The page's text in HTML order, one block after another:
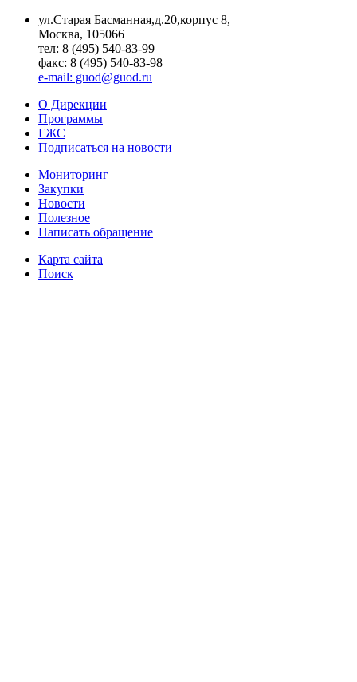
ул.Старая Басманная,д.20,корпус 8,
Москва, 105066
тел: 8 (495) 540-83-99
факс: 8 (495) 540-83-98
e-mail: guod@guod.ru
О Дирекции
Программы
ГЖС
Подписаться на новости
Мониторинг
Закупки
Новости
Полезное
Написать обращение
Карта сайта
Поиск